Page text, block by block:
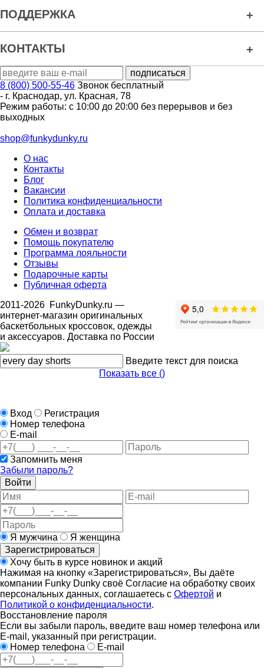
ПОДДЕРЖКА
КОНТАКТЫ
8 (800) 500-55-46 Звонок бесплатный
- г. Краснодар, ул. Красная, 78
Режим работы: с 10:00 до 20:00 без перерывов и без
выходных
shop@funkydunky.ru
О нас
Контакты
Блог
Вакансии
Политика конфиденциальности
Оплата и доставка
Обмен и возврат
Помощь покупателю
Программа лояльности
Отзывы
Подарочные карты
Публичная оферта
2011-2026 FunkyDunky.ru —
интернет-магазин оригинальных
баскетбольных кроссовок, одежды
и аксессуаров. Доставка по России
Введите текст для поиска
Показать все ()
Вход
Регистрация
Номер телефона
E-mail
Запомнить меня
Забыли пароль?
Войти
Я мужчина
Я женщина
Зарегистрироваться
Хочу быть в курсе новинок и акций
Нажимая на кнопку «Зарегистрироваться», Вы даёте
компании Funky Dunky своё Согласие на обработку своих
персональных данных, соглашаетесь с Офертой и
Политикой о конфиденциальности.
Восстановление пароля
Если вы забыли пароль, введите ваш номер телефона или
E-mail, указанный при регистрации.
Номер телефона
E-mail